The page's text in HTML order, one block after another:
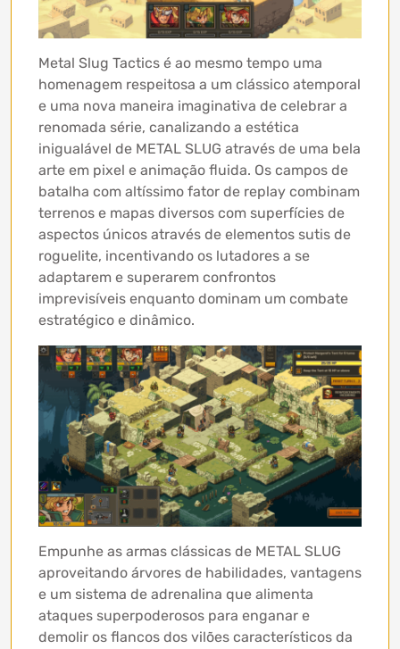
Metal Slug Tactics é ao mesmo tempo uma
homenagem respeitosa a um clássico atemporal
e uma nova maneira imaginativa de celebrar a
renomada série, canalizando a estética
inigualável de METAL SLUG através de uma bela
arte em pixel e animação fluida. Os campos de
batalha com altíssimo fator de replay combinam
terrenos e mapas diversos com superfícies de
aspectos únicos através de elementos sutis de
roguelite, incentivando os lutadores a se
adaptarem e superarem confrontos
imprevisíveis enquanto dominam um combate
estratégico e dinâmico.
Empunhe as armas clássicas de METAL SLUG
aproveitando árvores de habilidades, vantagens
e um sistema de adrenalina que alimenta
ataques superpoderosos para enganar e
demolir os flancos dos vilões característicos da